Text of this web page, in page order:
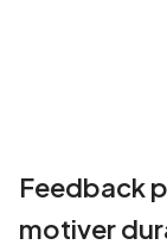
Feedback
motiver